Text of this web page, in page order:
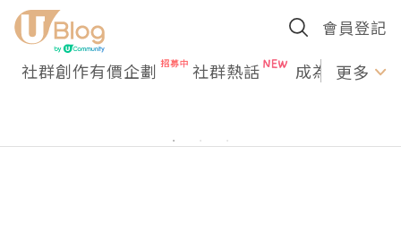
會員登記
社群創作有價企劃 社群熱話 成為U更多